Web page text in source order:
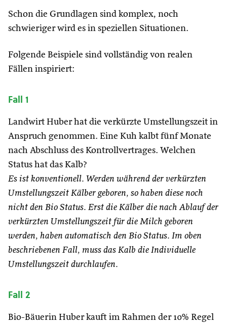
Schon die Grundlagen sind komplex, noch
schwieriger wird es in speziellen Situationen.
Folgende Beispiele sind vollständig von realen
Fällen inspiriert:
Fall 1
Landwirt Huber hat die verkürzte Umstellungszeit in
Anspruch genommen. Eine Kuh kalbt fünf Monate
nach Abschluss des Kontrollvertrages. Welchen
Status hat das Kalb?
Es ist konventionell. Werden während der verkürzten
Umstellungszeit Kälber geboren, so haben diese noch
nicht den Bio Status. Erst die Kälber die nach Ablauf der
verkürzten Umstellungszeit für die Milch geboren
werden, haben automatisch den Bio Status. Im oben
beschriebenen Fall, muss das Kalb die Individuelle
Umstellungszeit durchlaufen.
Fall 2
Bio-Bäuerin Huber kauft im Rahmen der 10% Regel